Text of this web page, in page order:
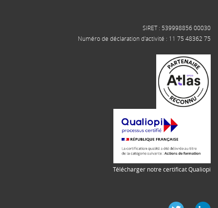
SIRET : 539998856 00030
Numéro de déclaration d'activité : 11 75 48362 75
Télécharger notre certificat Qualiopi